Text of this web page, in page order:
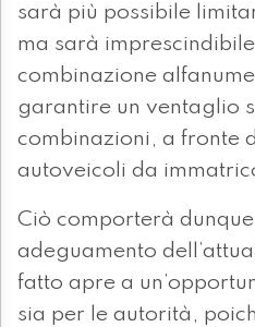
sarà più possibile
ma sarà
combinazione
garantire un ventaglio
combinazioni, a fronte
autoveicoli da
Ciò comporterà
adeguamento
fatto apre a
sia per le autorità,